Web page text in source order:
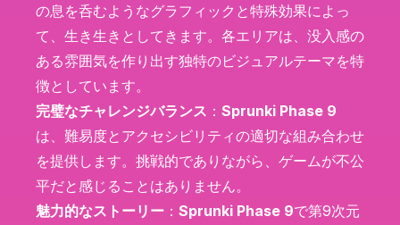
の息を呑むようなグラフィックと特殊効果によっ
て、生き生きとしてきます。各エリアは、没入感の
ある雰囲気を作り出す独特のビジュアルテーマを特
徴としています。
完璧なチャレンジバランス ： Sprunki Phase 9
は、難易度とアクセシビリティの適切な組み合わせ
を提供します。挑戦的でありながら、ゲームが不公
平だと感じることはありません。
魅力的なストーリー ： Sprunki Phase 9で第9次元